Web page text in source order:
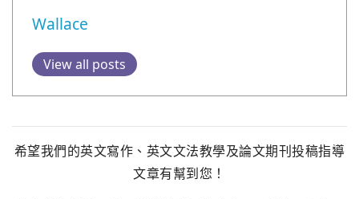
Wallace
View all posts
希望我們的英文寫作、英文文法教學及論文期刊投稿指導
文章有幫到您！